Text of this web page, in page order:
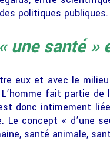
politiques publiques.
une santé »
eux et avec le
fait partie
donc intimement
concept « d’une
santé animale,